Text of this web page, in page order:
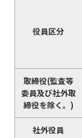
役員区分
取締役(監査等
委員及び社外取
締役を除く。)
社外役員